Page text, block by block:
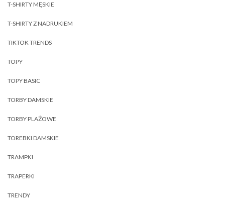
T-SHIRTY MĘSKIE
T-SHIRTY Z NADRUKIEM
TIKTOK TRENDS
TOPY
TOPY BASIC
TORBY DAMSKIE
TORBY PLAŻOWE
TOREBKI DAMSKIE
TRAMPKI
TRAPERKI
TRENDY